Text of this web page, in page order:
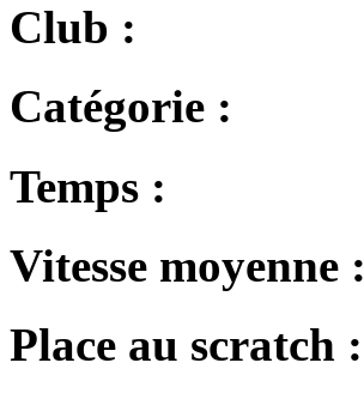
Club :
Catégorie :
Temps :
Vitesse moyenne :
Place au scratch :